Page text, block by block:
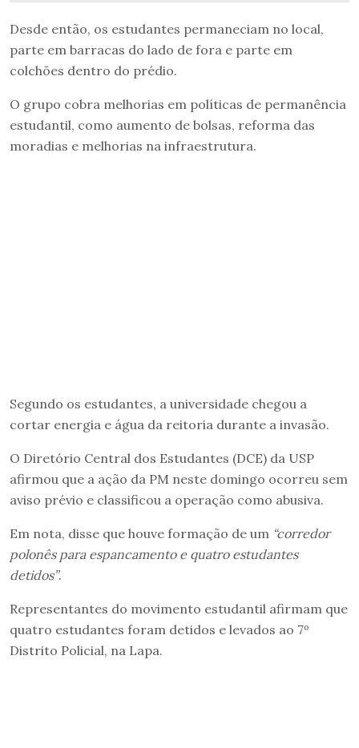
Desde então, os estudantes permaneciam no local,
parte em barracas do lado de fora e parte em
colchões dentro do prédio.
O grupo cobra melhorias em políticas de permanência
estudantil, como aumento de bolsas, reforma das
moradias e melhorias na infraestrutura.
Segundo os estudantes, a universidade chegou a
cortar energia e água da reitoria durante a invasão.
O Diretório Central dos Estudantes (DCE) da USP
afirmou que a ação da PM neste domingo ocorreu sem
aviso prévio e classificou a operação como abusiva.
Em nota, disse que houve formação de um “corredor
polonês para espancamento e quatro estudantes
detidos”.
Representantes do movimento estudantil afirmam que
quatro estudantes foram detidos e levados ao 7º
Distrito Policial, na Lapa.